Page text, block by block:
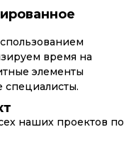
время на
элементы
специалисты.
наших проектов по